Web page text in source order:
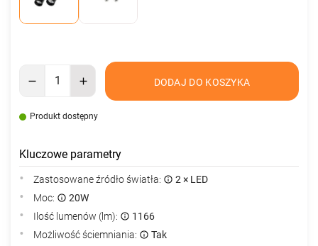
DODAJ DO KOSZYKA
Produkt dostępny
Kluczowe parametry
Zastosowane źródło światła:
2 × LED
Moc:
20W
Ilość lumenów (lm):
1166
Możliwość ściemniania:
Tak